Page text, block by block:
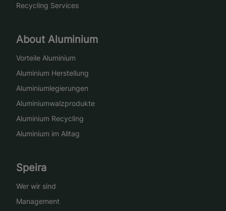
Recycling Services
About Aluminium
Vorteile Aluminium
Aluminium Herstellung
Aluminiumlegierungen
Aluminiumwalzprodukte
Aluminium Recycling
Aluminium im Alltag
Speira
Wer wir sind
Management